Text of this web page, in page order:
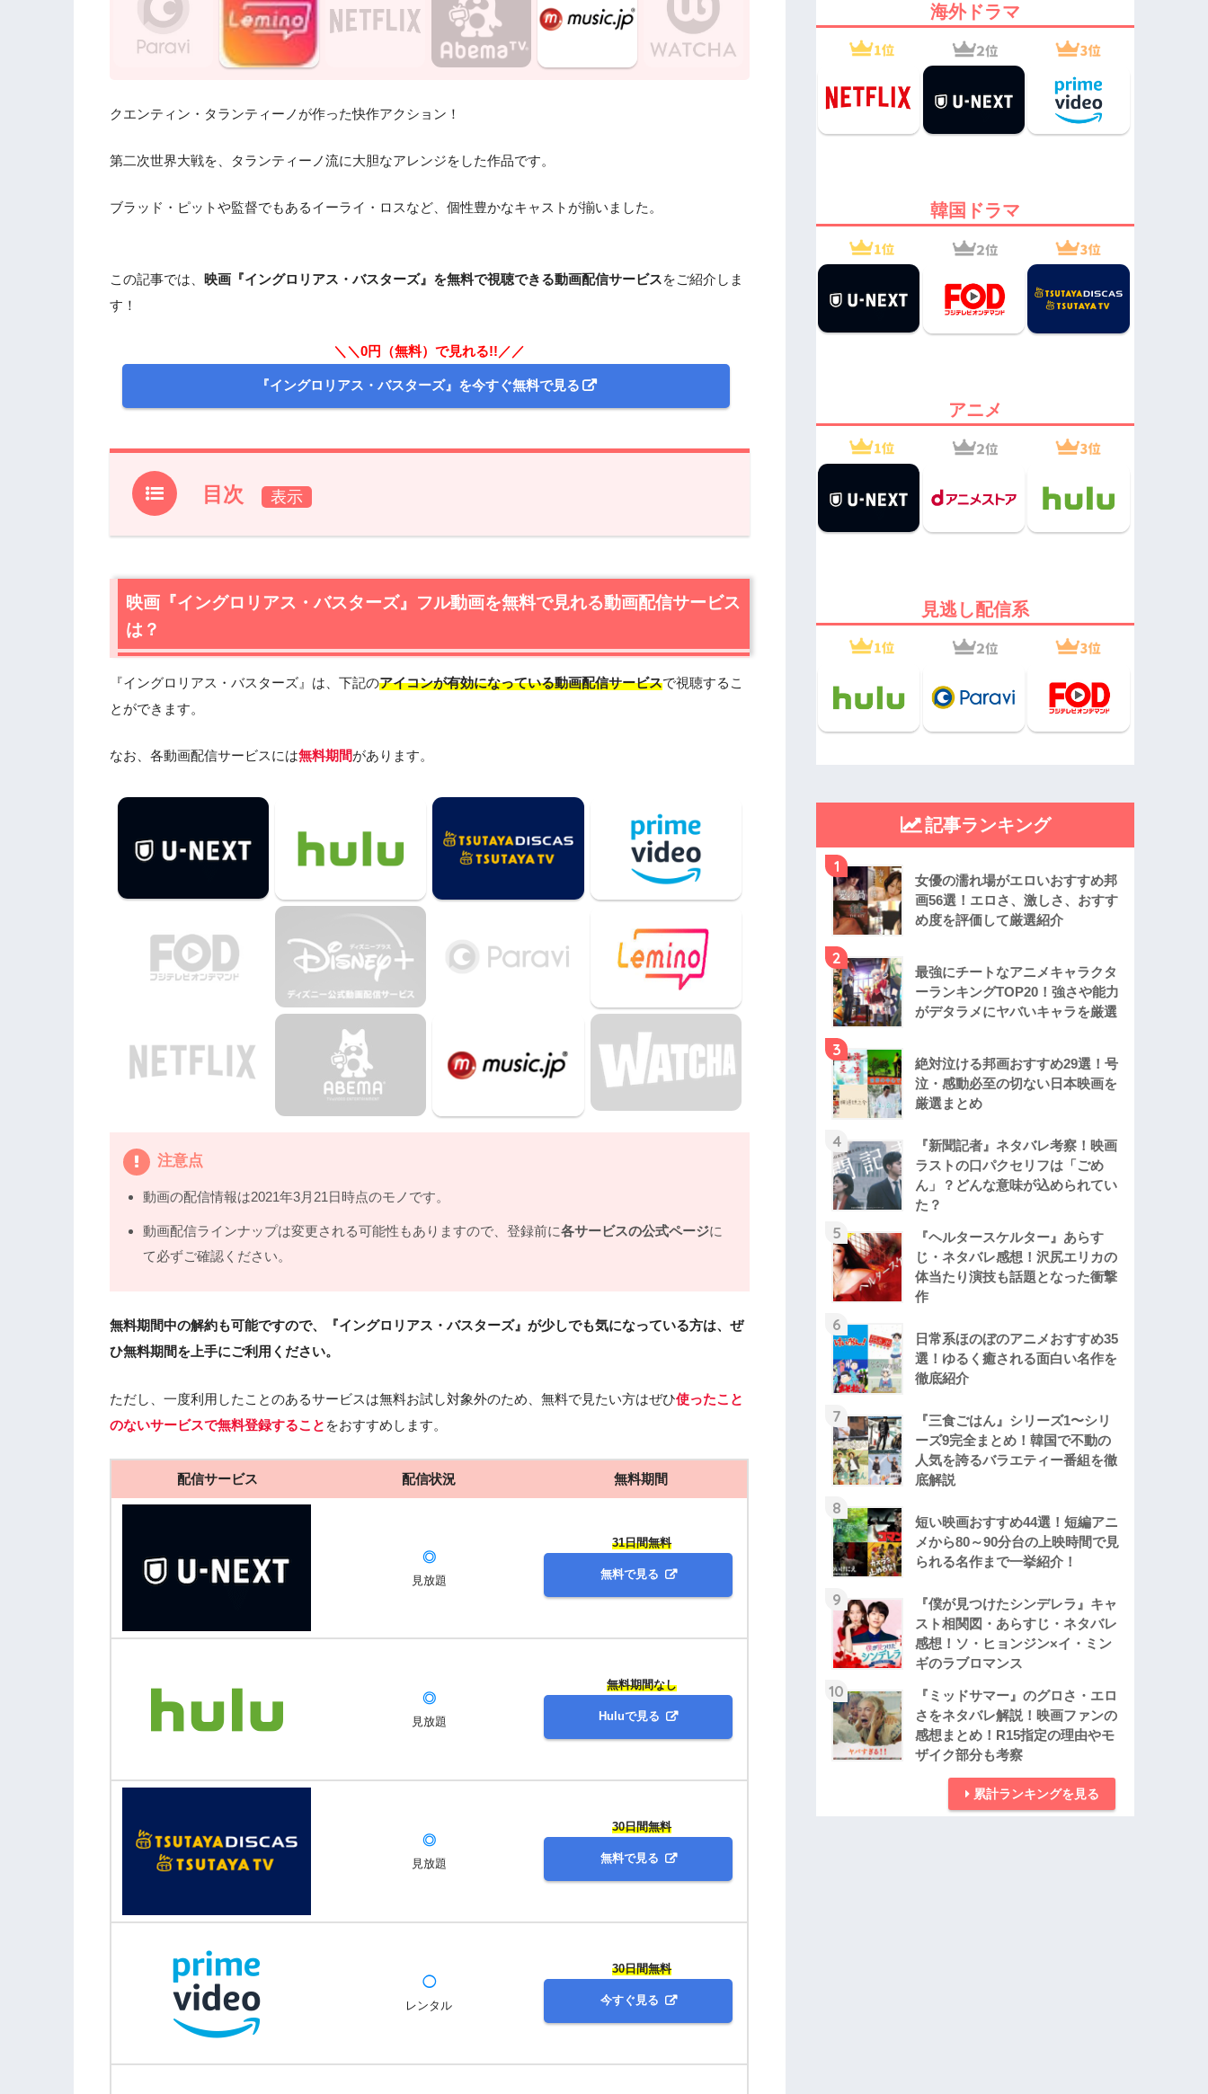
クエンティン・タランティーノが作った快作アクション！
第二次世界大戦を、タランティーノ流に大胆なアレンジをした作品です。
ブラッド・ピットや監督でもあるイーライ・ロスなど、個性豊かなキャストが揃いました。
この記事では、 映画『イングロリアス・バスターズ』を無料で視聴できる動画配信サービスをご紹介しま
す！
＼＼0円（無料）で見れる!!／／
『イングロリアス・バスターズ』を今すぐ無料で見る
目次
1.映画『イングロリアス・バスターズ』フル動画を無料で見れる動画配信サービスは？
すすめ
2.映画『イングロリアス・バスターズ』作品情報
2.1 映画『イングロリアス・バスターズ』あらすじ
2.2映画『イングロリアス・バスターズ』キャスト・登場人物
2.4映画『イングロリアス・バスターズ』は日本語吹替版も楽しめる
映画『イングロリアス・バスターズ』の動画はDailymotionやPandoraではなく、配信サービ
スで安全に見よう
映画『イングロリアス・バスターズ』フル動画を無料で見れる動画配信サービス
は？
『イングロリアス・バスターズ』は、下記のアイコンが有効になっている動画配信サービスで視聴するこ
とができます。
なお、各動画配信サービスには無料期間があります。
注意点
動画の配信情報は2021年3月21日時点のモノです。
動画配信ラインナップは変更される可能性もありますので、登録前に各サービスの公式ページに
て必ずご確認ください。
無料期間中の解約も可能ですので、『イングロリアス・バスターズ』が少しでも気になっている方は、ぜ
ひ無料期間を上手にご利用ください。
ただし、一度利用したことのあるサービスは無料お試し対象外のため、無料で見たい方はぜひ使ったこと
のないサービスで無料登録すること をおすすめします。
配信サービス 配信状況 無料期間
◎
見放題
31日間無料
無料で見る
◎
見放題
無料期間なし
Huluで見る
◎
見放題
30日間無料
無料で見る
◯
レンタル
30日間無料
今すぐ見る
海外ドラマ
韓国ドラマ
アニメ
見逃し配信系
記事ランキング
1
女優の濡れ場がエロいおすすめ邦
画56選！エロさ、激しさ、おすす
め度を評価して厳選紹介
2
最強にチートなアニメキャラクタ
ーランキングTOP20！強さや能力
がデタラメにヤバいキャラを厳選
3
絶対泣ける邦画おすすめ29選！号
泣・感動必至の切ない日本映画を
厳選まとめ
4
『新聞記者』ネタバレ考察！映画
ラストの口パクセリフは「ごめ
ん」？どんな意味が込められてい
た？
5
『ヘルタースケルター』あらす
じ・ネタバレ感想！沢尻エリカの
体当たり演技も話題となった衝撃
作
6
日常系ほのぼのアニメおすすめ35
選！ゆるく癒される面白い名作を
徹底紹介
7
『三食ごはん』シリーズ1〜シリ
ーズ9完全まとめ！韓国で不動の
人気を誇るバラエティー番組を徹
底解説
8
短い映画おすすめ44選！短編アニ
メから80～90分台の上映時間で見
られる名作まで一挙紹介！
9
『僕が見つけたシンデレラ』キャ
スト相関図・あらすじ・ネタバレ
感想！ソ・ヒョンジン×イ・ミン
ギのラブロマンス
10
『ミッドサマー』のグロさ・エロ
さをネタバレ解説！映画ファンの
感想まとめ！R15指定の理由やモ
ザイク部分も考察
累計ランキングを見る